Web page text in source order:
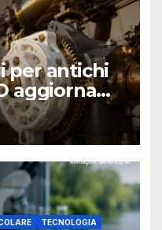
per antichi
aggiorna
1930 della
at
TECNOLOGIA